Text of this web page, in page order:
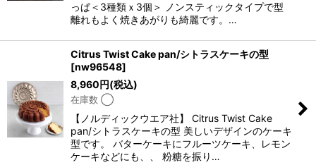
っぱ＜3種類ｘ3個＞ ノンスティックタイプで型
離れもよく焼きあがりも綺麗です。…
Citrus Twist Cake pan/シトラスケーキの型
[nw96548]
8,960円(税込)
在庫数 ◯
【ノルディックウエア社】 Citrus Twist Cake
pan/シトラスケーキの型 美しいデザインのケーキ
型です。 バターケーキにフルーツケーキ、レモン
ケーキなどにも、、 粉糖を振り…